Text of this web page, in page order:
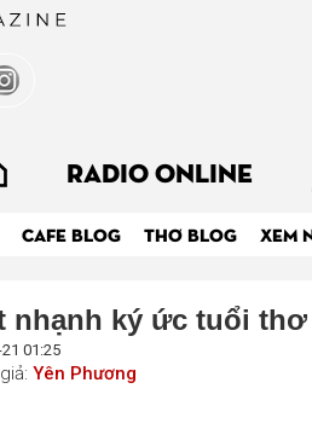
RADIO ONLINE
CAFE BLOG THƠ BLOG XEM
nhạnh ký ức tuổi thơ
01:25
Yên Phương